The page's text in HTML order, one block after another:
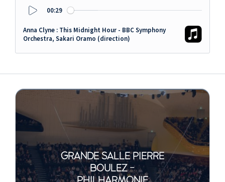
00:29
Anna Clyne : This Midnight Hour - BBC Symphony
Orchestra, Sakari Oramo (direction)
GRANDE SALLE PIERRE
BOULEZ -